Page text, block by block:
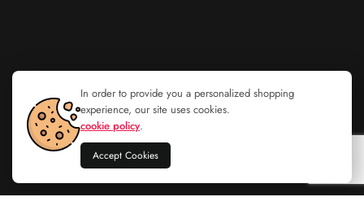
In order to provide you a personalized shopping
experience, our site uses cookies.
cookie policy.
Accept Cookies